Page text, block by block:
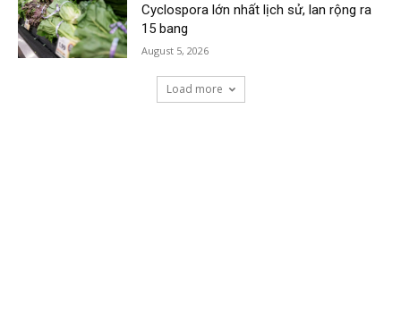
Cyclospora lớn nhất lịch sử, lan rộng ra
15 bang
August 5, 2026
Load more